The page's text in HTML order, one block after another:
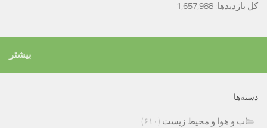
کل بازدیدها: 1,657,988
بیشتر
دسته‌ها
اب و هوا و محیط زیست (۶۱۰)